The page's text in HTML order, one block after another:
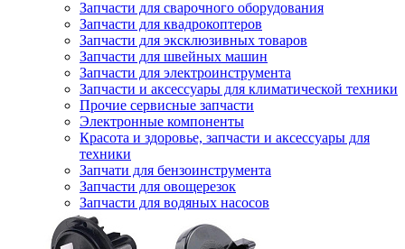
Запчасти для сварочного оборудования
Запчасти для квадрокоптеров
Запчасти для эксклюзивных товаров
Запчасти для швейных машин
Запчасти для электроинструмента
Запчасти и аксессуары для климатической техники
Прочие сервисные запчасти
Электронные компоненты
Красота и здоровье, запчасти и аксессуары для
техники
Запчати для бензоинструмента
Запчасти для овощерезок
Запчасти для водяных насосов